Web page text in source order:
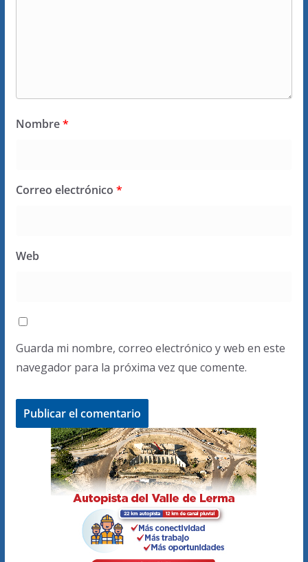
Nombre*
Correo electrónico *
Web
Guarda mi nombre, correo electrónico y web en este
navegador para la próxima vez que comente.